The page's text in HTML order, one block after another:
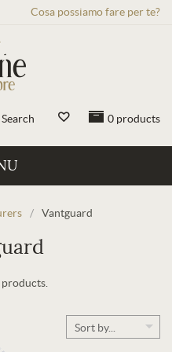
Cosa possiamo fare per te?
0 products
Search
/ Vantguard
Sort by...